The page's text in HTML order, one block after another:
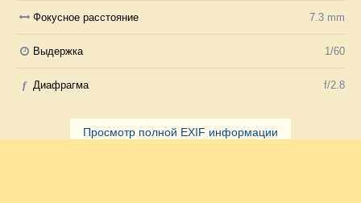
Фокусное расстояние 7.3 mm
Выдержка 1/60
f Диафрагма f/2.8
Просмотр полной EXIF информации